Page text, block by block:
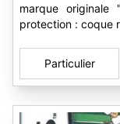
marque
protection : coque
Particulier